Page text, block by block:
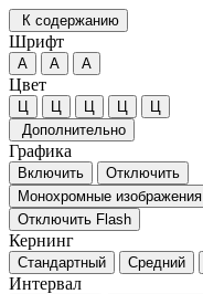
К содержанию
Шрифт
А А А
Цвет
Ц Ц Ц Ц
Ц
Дополнительно
Графика
Включить
Отключить
Монохромные изображения
Отключить Flash
Кернинг
Стандартный Средний
Интервал